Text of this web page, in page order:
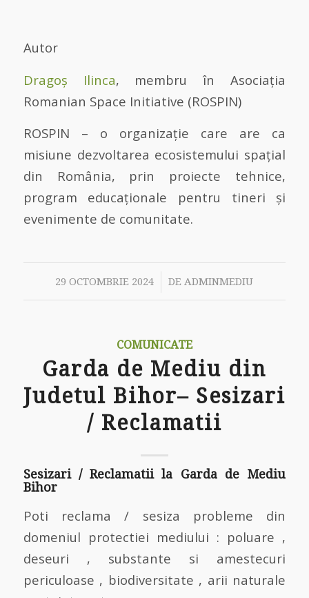
Autor
Dragoș Ilinca, membru în Asociația
Romanian Space Initiative (ROSPIN)
ROSPIN – o organizație care are ca
misiune dezvoltarea ecosistemului spațial
din România, prin proiecte tehnice,
program educaționale pentru tineri și
evenimente de comunitate.
29 OCTOMBRIE 2024
/ DEADMINMEDIU
COMUNICATE
Garda de Mediu din
Judetul Bihor– Sesizari
/ Reclamatii
Sesizari / Reclamatii la Garda de Mediu
Bihor
Poti reclama / sesiza probleme din
domeniul protectiei mediului : poluare ,
deseuri , substante si amestecuri
periculoase , biodiversitate , arii naturale